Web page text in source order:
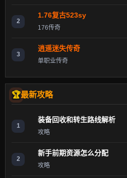
2
1.76复古523sy
176传奇
3
逍遥迷失传奇
单职业传奇
最新攻略
1
装备回收和转生路线解析
攻略
2
新手前期资源怎么分配
攻略